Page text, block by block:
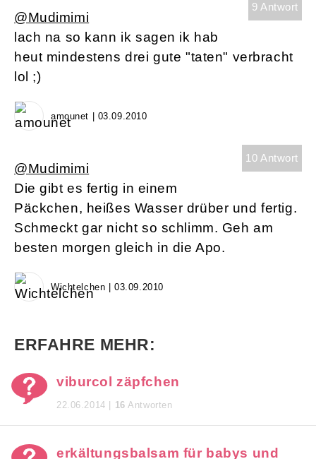
9 Antwort
@Mudimimi
lach na so kann ik sagen ik hab
heut mindestens drei gute "taten" verbracht
lol ;)
amounet | 03.09.2010
10 Antwort
@Mudimimi
Die gibt es fertig in einem
Päckchen, heißes Wasser drüber und fertig.
Schmeckt gar nicht so schlimm. Geh am
besten morgen gleich in die Apo.
Wichtelchen | 03.09.2010
ERFAHRE MEHR:
viburcol zäpfchen
22.06.2014 | 16 Antworten
erkältungsbalsam für babys und